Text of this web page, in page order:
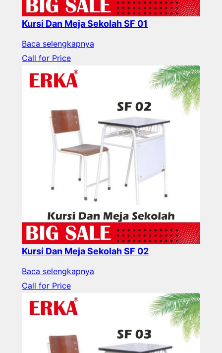
Kursi Dan Meja Sekolah SF 01
Baca selengkapnya
Call for Price
Kursi Dan Meja Sekolah SF 02
Baca selengkapnya
Call for Price